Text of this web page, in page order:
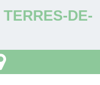
DE-